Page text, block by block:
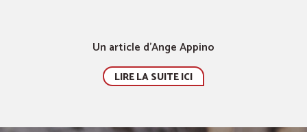
Un article d’Ange Appino
LIRE LA SUITE ICI